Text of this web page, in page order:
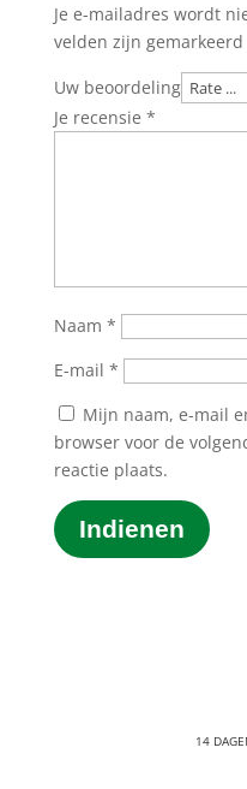
Je e-mailadres wordt
velden zijn
Uw beoordeling
Je recensie *
Naam *
E-mail *
Mijn naam, e-mail
browser voor de
reactie plaats.
Indienen
14